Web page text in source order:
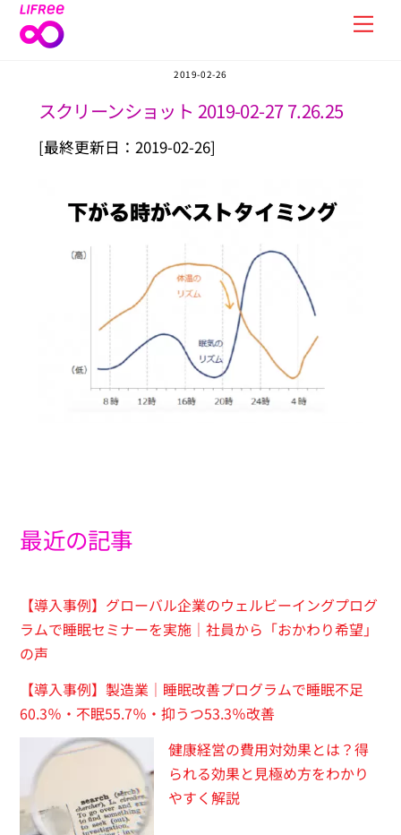
Skip
2019-02-26
スクリーンショット 2019-02-27 7.26.25
[最終更新日：2019-02-26]
最近の記事
【導入事例】グローバル企業のウェルビーイングプログ
ラムで睡眠セミナーを実施｜社員から「おかわり希望」
の声
【導入事例】製造業｜睡眠改善プログラムで睡眠不足
60.3％・不眠55.7％・抑うつ53.3％改善
健康経営の費用対効果とは？得
られる効果と見極め方をわかり
やすく解説